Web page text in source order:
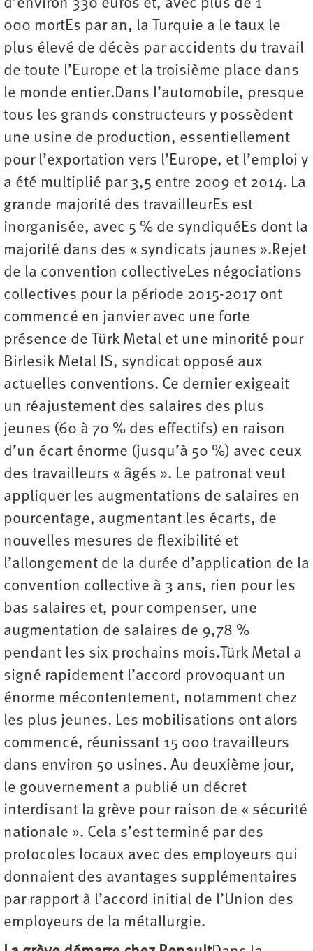
d’environ 330 euros et, avec plus de 1
000 mortEs par an, la Turquie a le taux le
plus élevé de décès par accidents du travail
de toute l’Europe et la troisième place dans
le monde entier.Dans l’automobile, presque
tous les grands constructeurs y possèdent
une usine de production, essentiellement
pour l’exportation vers l’Europe, et l’emploi y
a été multiplié par 3,5 entre 2009 et 2014. La
grande majorité des travailleurEs est
inorganisée, avec 5 % de syndiquéEs dont la
majorité dans des « syndicats jaunes ».Rejet
de la convention collectiveLes négociations
collectives pour la période 2015-2017 ont
commencé en janvier avec une forte
présence de Türk Metal et une minorité pour
Birlesik Metal IS, syndicat opposé aux
actuelles conventions. Ce dernier exigeait
un réajustement des salaires des plus
jeunes (60 à 70 % des effectifs) en raison
d’un écart énorme (jusqu’à 50 %) avec ceux
des travailleurs « âgés ». Le patronat veut
appliquer les augmentations de salaires en
pourcentage, augmentant les écarts, de
nouvelles mesures de flexibilité et
l’allongement de la durée d’application de la
convention collective à 3 ans, rien pour les
bas salaires et, pour compenser, une
augmentation de salaires de 9,78 %
pendant les six prochains mois.Türk Metal a
signé rapidement l’accord provoquant un
énorme mécontentement, notamment chez
les plus jeunes. Les mobilisations ont alors
commencé, réunissant 15 000 travailleurs
dans environ 50 usines. Au deuxième jour,
le gouvernement a publié un décret
interdisant la grève pour raison de « sécurité
nationale ». Cela s’est terminé par des
protocoles locaux avec des employeurs qui
donnaient des avantages supplémentaires
par rapport à l’accord initial de l’Union des
employeurs de la métallurgie.